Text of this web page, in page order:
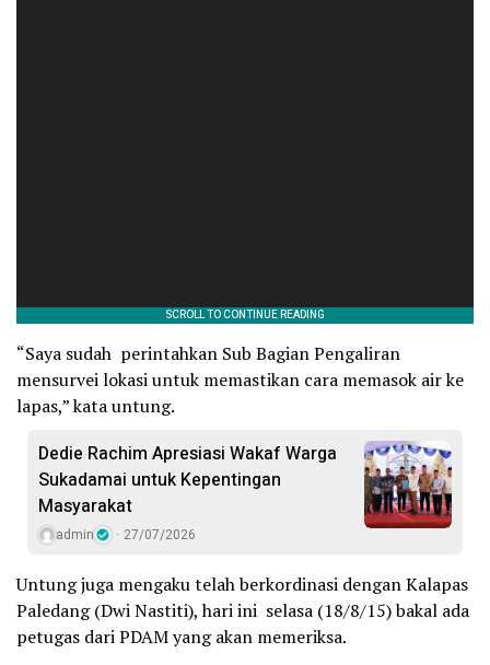
“Saya sudah perintahkan Sub Bagian Pengaliran
mensurvei lokasi untuk memastikan cara memasok air ke
lapas,” kata untung.
Dedie Rachim Apresiasi Wakaf Warga
Sukadamai untuk Kepentingan
Masyarakat
admin 27/07/2026
Untung juga mengaku telah berkordinasi dengan Kalapas
Paledang (Dwi Nastiti), hari ini selasa (18/8/15) bakal ada
petugas dari PDAM yang akan memeriksa.